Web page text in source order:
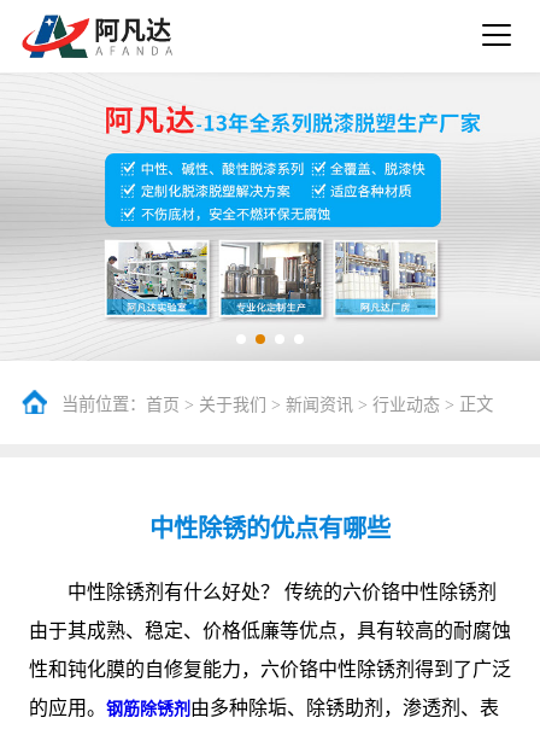
当前位置： 首页 > 关于我们 > 新闻资讯 > 行业动态> 正文
中性除锈的优点有哪些
中性除锈剂有什么好处？ 传统的六价铬中性除锈剂
由于其成熟、稳定、价格低廉等优点，具有较高的耐腐蚀
性和钝化膜的自修复能力，六价铬中性除锈剂得到了广泛
的应用。 钢筋除锈剂 由多种除垢、除锈助剂，渗透剂、表